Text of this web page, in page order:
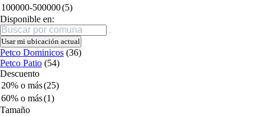
100000-500000(5)
Disponible en:
Buscar
Usar mi ubicación actual
Petco Dominicos (36)
Petco Patio (54)
Descuento
20% o más(25)
60% o más(1)
Tamaño